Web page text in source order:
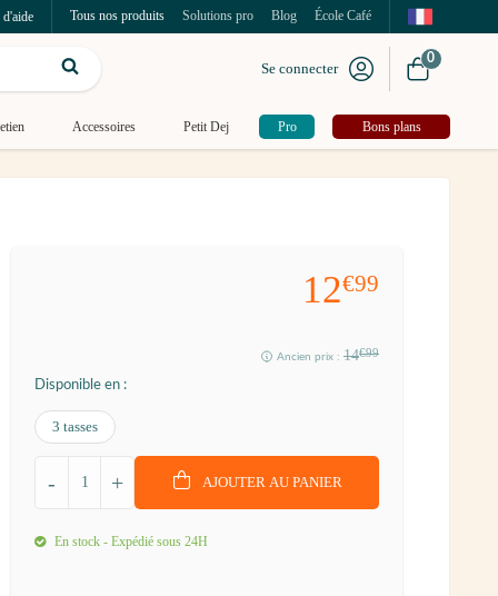
Tous nos produits Solutions pro Blog École Café
Se connecter
0
Accessoires Petit Dej Pro Bons plans
12€99
Ancien prix : 14€99
Disponible en :
3 tasses
+
- AJOUTER AU PANIER
En stock - Expédié sous 24H